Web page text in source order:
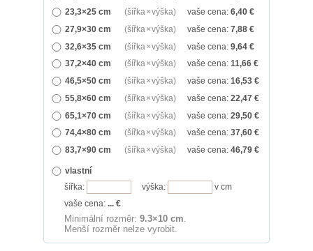
23,3×25 cm
(šířka × výška) vaše cena: 6,40 €
27,9×30 cm
(šířka × výška) vaše cena: 7,88 €
32,6×35 cm
(šířka × výška) vaše cena: 9,64 €
37,2×40 cm
(šířka × výška) vaše cena: 11,66 €
46,5×50 cm
(šířka × výška) vaše cena: 16,53 €
55,8×60 cm
(šířka × výška) vaše cena: 22,47 €
65,1×70 cm
(šířka × výška) vaše cena: 29,50 €
74,4×80 cm
(šířka × výška) vaše cena: 37,60 €
83,7×90 cm
(šířka × výška) vaše cena: 46,79 €
vlastní
šířka:
výška:
v cm
vaše cena:
€
Minimální rozměr: 9.3×10 cm
Menší rozměr nelze vyrobit.